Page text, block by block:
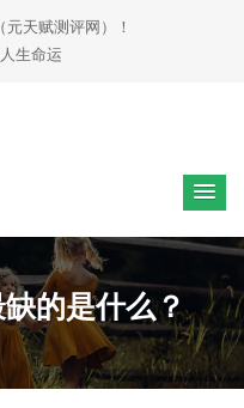
天赋测评网）！
生命运
的是什么？